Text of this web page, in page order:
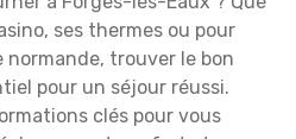
ses thermes ou pour
normande, trouver le bon
pour un séjour réussi.
clés pour vous